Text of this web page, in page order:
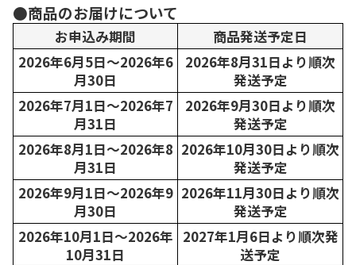
●商品のお届けについて
お申込み期間
商品発送予定日
2026年6月5日～2026年6
月30日
2026年8月31日より順次
発送予定
2026年7月1日～2026年7
月31日
2026年9月30日より順次
発送予定
2026年8月1日～2026年8
月31日
2026年10月30日より順次
発送予定
2026年9月1日～2026年9
月30日
2026年11月30日より順次
発送予定
2026年10月1日～2026年
10月31日
2027年1月6日より順次発
送予定